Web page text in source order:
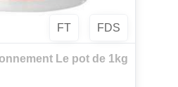
FT FDS
Le pot de 1kg